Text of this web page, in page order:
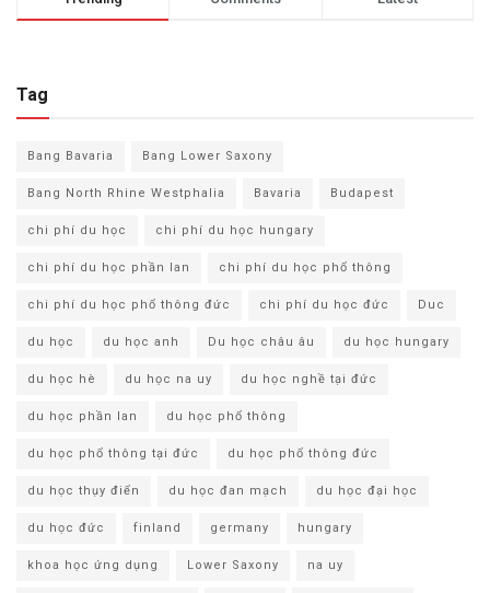
Tag
Bang Bavaria Bang Lower Saxony
Bang North Rhine Westphalia Bavaria Budapest
chi phí du học chi phí du học hungary
chi phí du học phần lan chi phí du học phổ thông
chi phí du học phổ thông đức chi phí du học đức Duc
du học du học anh Du học châu âu du học hungary
du học hè du học na uy du học nghề tại đức
du học phần lan du học phổ thông
du học phổ thông tại đức du học phổ thông đức
du học thụy điển du học đan mạch du học đại học
du học đức finland germany hungary
khoa học ứng dụng Lower Saxony na uy